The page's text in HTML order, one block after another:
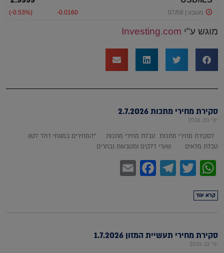
מוגש ע"י Investing.com
סקירת מחירי מתכות 2.7.2026
יולי 20, 2026
לסקירת מחירי מתכות טבלת מחירי מתכות *המחירים במונחי דולר לטון
טבלת מלאים שערי דלקים ומטבעות נבחרים
WhatsApp
Twitter
Telegram
Facebook
קרא עוד
סקירת מחירי תעשיית המזון 1.7.2026
יולי 13, 2026